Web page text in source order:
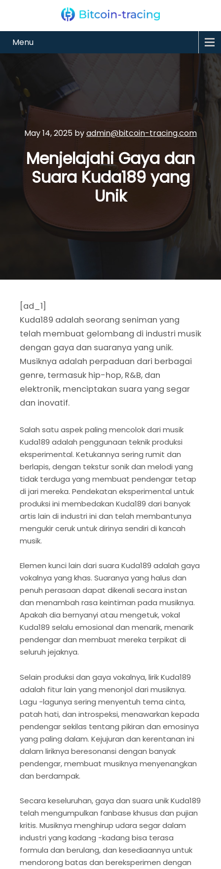
Menu
May 14, 2025 byadmin@bitcoin-tracing.com
Menjelajahi Gaya dan
Suara Kuda189 yang
Unik
[ad_1]
Kuda189 adalah seorang seniman yang
telah membuat gelombang di industri musik
dengan gaya dan suaranya yang unik.
Musiknya adalah perpaduan dari berbagai
genre, termasuk hip-hop, R&B, dan
elektronik, menciptakan suara yang segar
dan inovatif.
Salah satu aspek paling mencolok dari musik
Kuda189 adalah penggunaan teknik produksi
eksperimental. Ketukannya sering rumit dan
berlapis, dengan tekstur sonik dan melodi yang
tidak terduga yang membuat pendengar tetap
di jari mereka. Pendekatan eksperimental untuk
produksi ini membedakan Kuda189 dari banyak
artis lain di industri ini dan telah membantunya
mengukir ceruk untuk dirinya sendiri di kancah
musik.
Elemen kunci lain dari suara Kuda189 adalah gaya
vokalnya yang khas. Suaranya yang halus dan
penuh perasaan dapat dikenali secara instan
dan menambah rasa keintiman pada musiknya.
Apakah dia bernyanyi atau mengetuk, vokal
Kuda189 selalu emosional dan menarik, menarik
pendengar dan membuat mereka terpikat di
seluruh jejaknya.
Selain produksi dan gaya vokalnya, lirik Kuda189
adalah fitur lain yang menonjol dari musiknya.
Lagu -lagunya sering menyentuh tema cinta,
patah hati, dan introspeksi, menawarkan kepada
pendengar sekilas tentang pikiran dan emosinya
yang paling dalam. Kejujuran dan kerentanan ini
dalam liriknya beresonansi dengan banyak
pendengar, membuat musiknya menyenangkan
dan berdampak.
Secara keseluruhan, gaya dan suara unik Kuda189
telah mengumpulkan fanbase khusus dan pujian
kritis. Musiknya menghirup udara segar dalam
industri yang kadang -kadang bisa terasa
formula dan berulang, dan kesediaannya untuk
mendorong batas dan bereksperimen dengan